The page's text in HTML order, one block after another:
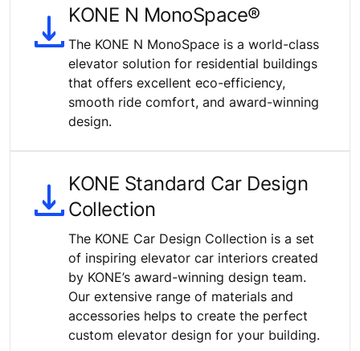
KONE N MonoSpace®
The KONE N MonoSpace is a world-class
elevator solution for residential buildings
that offers excellent eco-efficiency,
smooth ride comfort, and award-winning
design.
KONE Standard Car Design
Collection
The KONE Car Design Collection is a set
of inspiring elevator car interiors created
by KONE’s award-winning design team.
Our extensive range of materials and
accessories helps to create the perfect
custom elevator design for your building.